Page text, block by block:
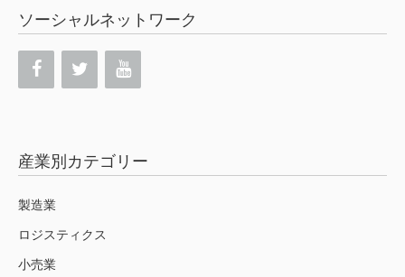
ソーシャルネットワーク
産業別カテゴリー
製造業
ロジスティクス
小売業